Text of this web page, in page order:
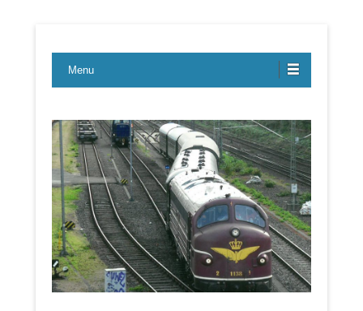
LBE-Express
Menu